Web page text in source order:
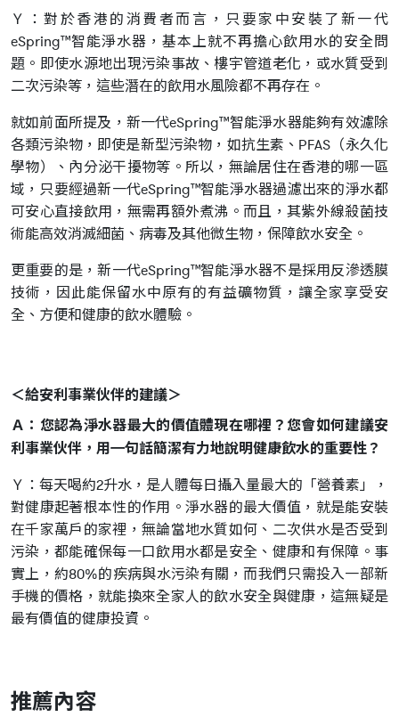
Ｙ：對於香港的消費者而言，只要家中安裝了新一代
eSpring™智能淨水器，基本上就不再擔心飲用水的安全問
題。即使水源地出現污染事故、樓宇管道老化，或水質受到
二次污染等，這些潛在的飲用水風險都不再存在。
就如前面所提及，新一代eSpring™智能淨水器能夠有效濾除
各類污染物，即使是新型污染物，如抗生素、PFAS（永久化
學物）、內分泌干擾物等。所以，無論居住在香港的哪一區
域，只要經過新一代eSpring™智能淨水器過濾出來的淨水都
可安心直接飲用，無需再額外煮沸。而且，其紫外線殺菌技
術能高效消滅細菌、病毒及其他微生物，保障飲水安全。
更重要的是，新一代eSpring™智能淨水器不是採用反滲透膜
技術，因此能保留水中原有的有益礦物質，讓全家享受安
全、方便和健康的飲水體驗。
＜給安利事業伙伴的建議＞
Ａ：您認為淨水器最大的價值體現在哪裡？您會如何建議安
利事業伙伴，用㇐句話簡潔有力地說明健康飲水的重要性？
Ｙ：每天喝約2升水，是人體每日攝入量最大的「營養素」，
對健康起著根本性的作用。淨水器的最大價值，就是能安裝
在千家萬戶的家裡，無論當地水質如何、二次供水是否受到
污染，都能確保每一口飲用水都是安全、健康和有保障。事
實上，約80%的疾病與水污染有關，而我們只需投入一部新
手機的價格，就能換來全家人的飲水安全與健康，這無疑是
最有價值的健康投資。
推薦內容